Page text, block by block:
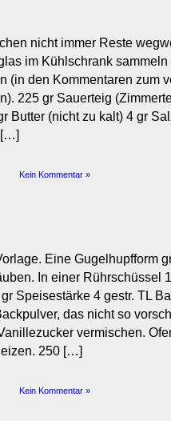
nicht immer Reste
im Kühlschrank sammeln
(in den Kommentaren zum
225 gr Sauerteig
Butter (nicht zu kalt) 4 gr
[…]
Kein Kommentar »
Eine Gugelhupfform
In einer Rührschüssel
Speisestärke 4 gestr. TL
das nicht so
vermischen.
250 […]
Kein Kommentar »